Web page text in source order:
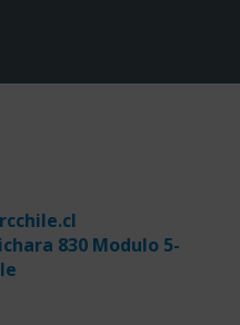
830 Modulo 5-